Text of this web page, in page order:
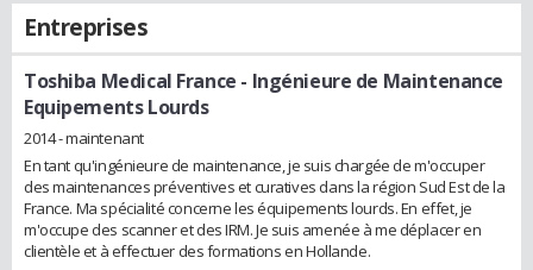
Entreprises
Toshiba Medical France - Ingénieure de Maintenance
Equipements Lourds
2014 - maintenant
En tant qu'ingénieure de maintenance, je suis chargée de m'occuper
des maintenances préventives et curatives dans la région Sud Est de la
France. Ma spécialité concerne les équipements lourds. En effet, je
m'occupe des scanner et des IRM. Je suis amenée à me déplacer en
clientèle et à effectuer des formations en Hollande.